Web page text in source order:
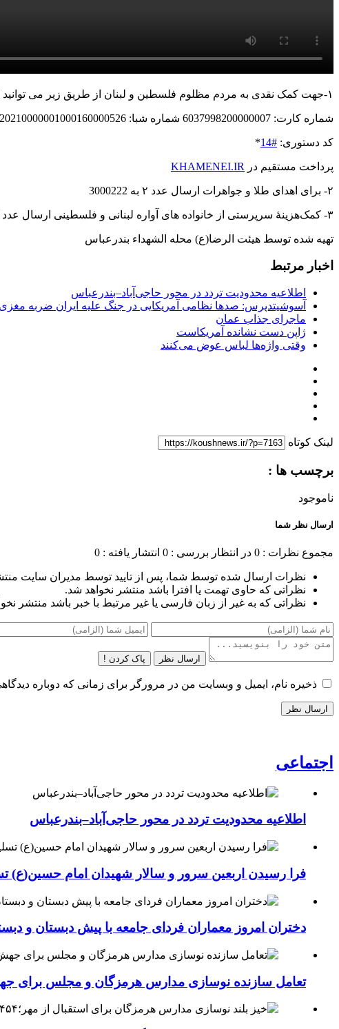
۱-جهت کمک نقدی به مردم مظلوم فلسطین و لبنان از طریق زیر می توانید اقدام کنید؛
شماره کارت: 6037998200000007 شماره شبا: Ir320210000001000160000526
کد دستوری: #14
*
پرداخت مستقیم در KHAMENEI.IR
۲- برای اهدای طلا و جواهرات ارسال عدد ٢ به 3000222
۳- کمک‌هزینهٔ سرپرستی از خانواده های آواره لبنانی و فلسطینی ارسال عدد ۳ به 3000222
تهیه شده توسط هیئت الرضا(ع) محله الشهداء بندرعباس
اخبار مرتبط
اطلاعیه محدودیت تردد در محور حاجی‌آباد–بندرعباس
آسوشیتدپرس: صدها نظامی آمریکایی در جنگ علیه ایران ضربه
ماجرای جذاب عمان
ژاپن دست نشانده آمریکاست
وقتی واژه‌ها لباس عوض می‌کنند
لینک کوتاه
برچسب ها :
ناموجود
ارسال نظر شما
مجموع نظرات : 0 در انتظار بررسی : 0 انتشار یافته : 0
نظرات ارسال شده توسط شما، پس از تایید توسط مدیران سایت
نظراتی که حاوی تهمت یا افترا باشد منتشر نخواهد شد.
نظراتی که به غیر از زبان فارسی یا غیر مرتبط با خبر باشد منتشر
ارسال نظر پاک کردن !
ذخیره نام، ایمیل و وبسایت من در مرورگر برای زمانی که دوباره
اجتماعی
اطلاعیه محدودیت تردد در محور حاجی‌آباد–بندرعباس
فرا رسیدن اربعین سرور و سالار شهیدان امام حسین(ع)
دختران امروز معماران فردای جامعه با پیش دبستان و
تعامل سازنده نوسازی مدارس هرمزگان و مجلس برای جهش سرانه